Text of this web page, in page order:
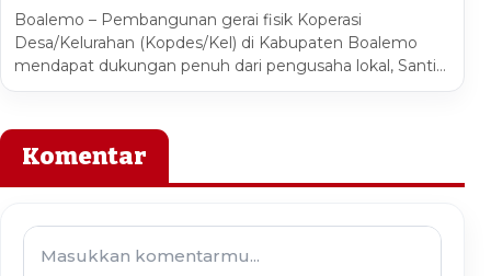
Boalemo – Pembangunan gerai fisik Koperasi
Desa/Kelurahan (Kopdes/Kel) di Kabupaten Boalemo
mendapat dukungan penuh dari pengusaha lokal, Santi…
Komentar